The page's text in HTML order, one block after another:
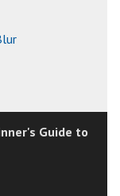
Guide to